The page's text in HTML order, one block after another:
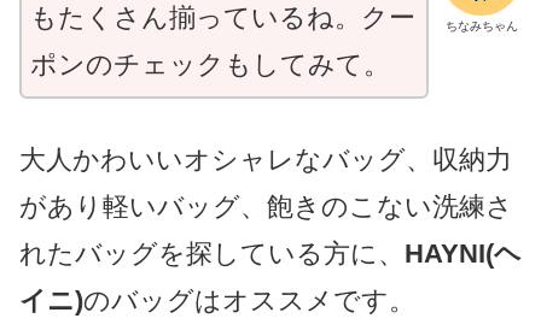
ちなみちゃん
もたくさん揃っているね。クー
ポンのチェックもしてみて。
大人かわいいオシャレなバッグ、収納力
があり軽いバッグ、飽きのこない洗練さ
れたバッグを探している方に、 HAYNI(ヘ
イニ)のバッグはオススメです。